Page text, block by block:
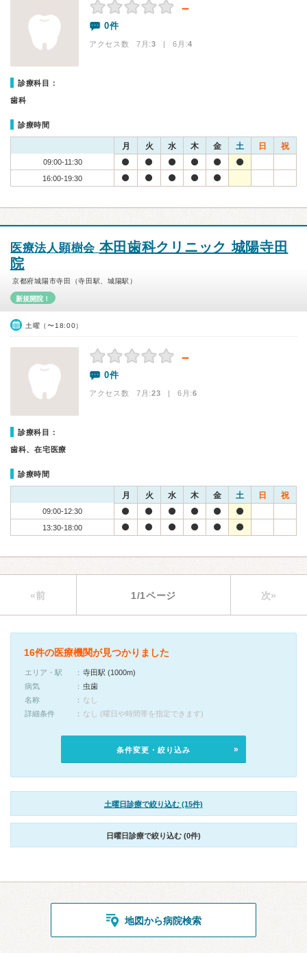
－
0件
アクセス数 7月:3 | 6月:4
診療科目：
歯科
診療時間
月 火 水 木 金 土 日 祝
09:00-11:30
16:00-19:30
医療法人顕樹会 本田歯科クリニック 城陽寺田
院
京都府城陽市寺田（寺田駅、城陽駅）
新規開院！
土曜（〜18:00）
－
0件
アクセス数 7月:23 | 6月:6
診療科目：
歯科、在宅医療
診療時間
月 火 水 木 金 土 日 祝
09:00-12:30
13:30-18:00
«前 1/1ページ 次»
16件の医療機関が見つかりました
エリア・駅
寺田駅 (1000m)
病気
虫歯
名称
なし
詳細条件
なし (曜日や時間帯を指定できます)
条件変更・絞り込み
土曜日診療で絞り込む (15件)
日曜日診療で絞り込む (0件)
地図から病院検索